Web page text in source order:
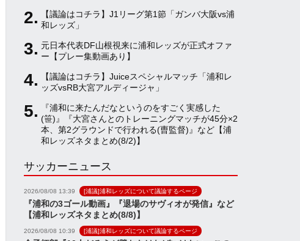
m h
n
l
【議論はコチラ】J1リーグ第1節「ガンバ大阪vs浦
和レッズ」
元日本代表DF山根視来に浦和レッズが正式オファ
ー【プレー集動画あり】
【議論はコチラ】Juiceスペシャルマッチ「浦和レ
ッズvsRB大宮アルディージャ」
『浦和に来たんだなというのをすごく実感した
(笹)』『大宮さんとのトレーニングマッチが45分×2
本、第2グラウンドで行われる(曺監督)』など【浦
和レッズネタまとめ(8/2)】
サッカーニュース
2026/08/08 13:39 [浦議]浦和レッズについて議論するページ
『浦和の3ゴール動画』『退場のサヴィオが発信』など
【浦和レッズネタまとめ(8/8)】
2026/08/08 10:39 [浦議]浦和レッズについて議論するページ